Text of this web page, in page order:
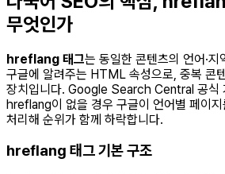
무엇인가
hreflang 태그는 동일한 콘텐츠의 언어·
구글에 알려주는 HTML 속성으로, 중복 콘
장치입니다. Google Search Central 공식
hreflang이 없을 경우 구글이 언어별 페이
처리해 순위가 함께 하락합니다.
hreflang 태그 기본 구조